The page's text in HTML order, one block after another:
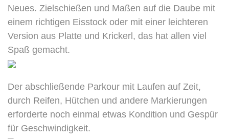
Neues. Zielschießen und Maßen auf die Daube mit
einem richtigen Eisstock oder mit einer leichteren
Version aus Platte und Krickerl, das hat allen viel
Spaß gemacht.
Der abschließende Parkour mit Laufen auf Zeit,
durch Reifen, Hütchen und andere Markierungen
erforderte noch einmal etwas Kondition und Gespür
für Geschwindigkeit.